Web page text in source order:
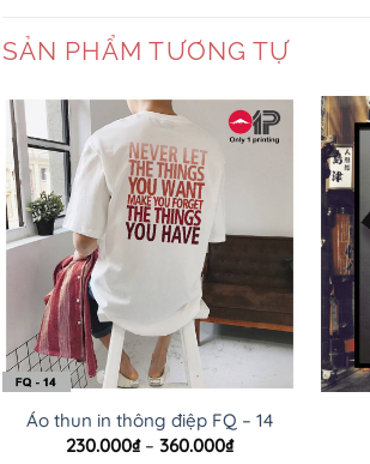
SẢN PHẨM TƯƠNG TỰ
Áo thun in thông điệp FQ – 14
230.000₫ – 360.000₫Khoảng